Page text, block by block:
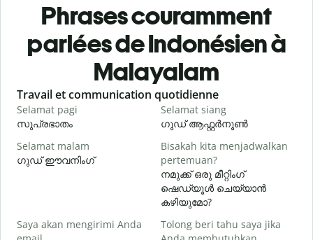
Phrases couramment
parlées de Indonésien à
Malayalam
Slide 1 of 6
Travail et communication quotidienne
Selamat pagi
സുപ്രഭാതം
Selamat siang
ഗുഡ് ആഫ്റ്റർനൂൺ
Selamat malam
ഗുഡ് ഈവനിംഗ്
Bisakah kita menjadwalkan
pertemuan?
നമുക്ക് ഒരു മീറ്റിംഗ്
ഷെഡ്യൂൾ ചെയ്യാൻ
കഴിയുമോ?
Saya akan mengirimi Anda
Tolong beri tahu saya jika